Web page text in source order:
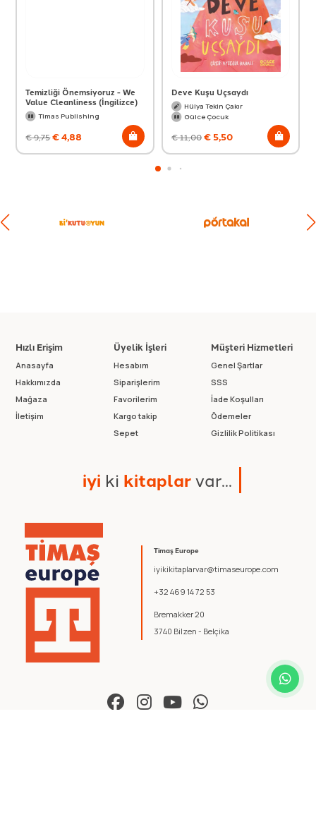
Temizliği Önemsiyoruz - We
Value Cleanliness (İngilizce)
Timas Publishing
€9,75€4,88
Deve Kuşu Uçsaydı
Hülya Tekin Çakır
Gülce Çocuk
€11,00€5,50
Timaş Europe
iyikikitaplarvar@timaseurope.com
+32 469 14 72 53
Bremakker 20
3740 Bilzen - Belçika
Hızlı Erişim
Anasayfa
Hakkımızda
Mağaza
İletişim
Üyelik İşleri
Hesabım
Siparişlerim
Favorilerim
Kargo takip
Sepet
Müşteri Hizmetleri
Genel Şartlar
SSS
İade Koşulları
Ödemeler
Gizlilik Politikası
iyi ki kitaplarvar...